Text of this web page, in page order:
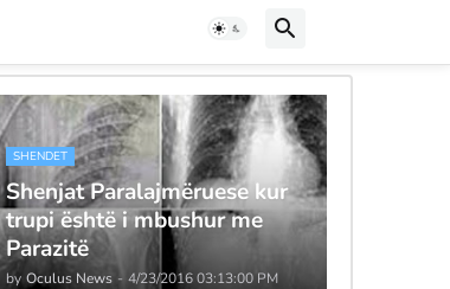
SHENDET
Shenjat Paralajmëruese kur
trupi është i mbushur me
Parazitë
by Oculus News - 4/23/2016 03:13:00 PM